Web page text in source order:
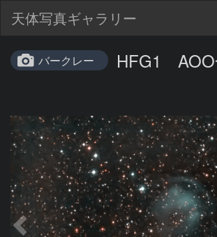
天体写真ギャラリー
バークレー HFG1 AOO